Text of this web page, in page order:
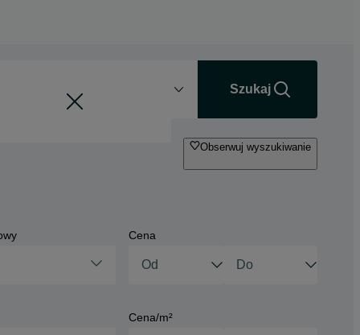
Szukaj
Obserwuj wyszukiwanie
Cena
Cena/m²